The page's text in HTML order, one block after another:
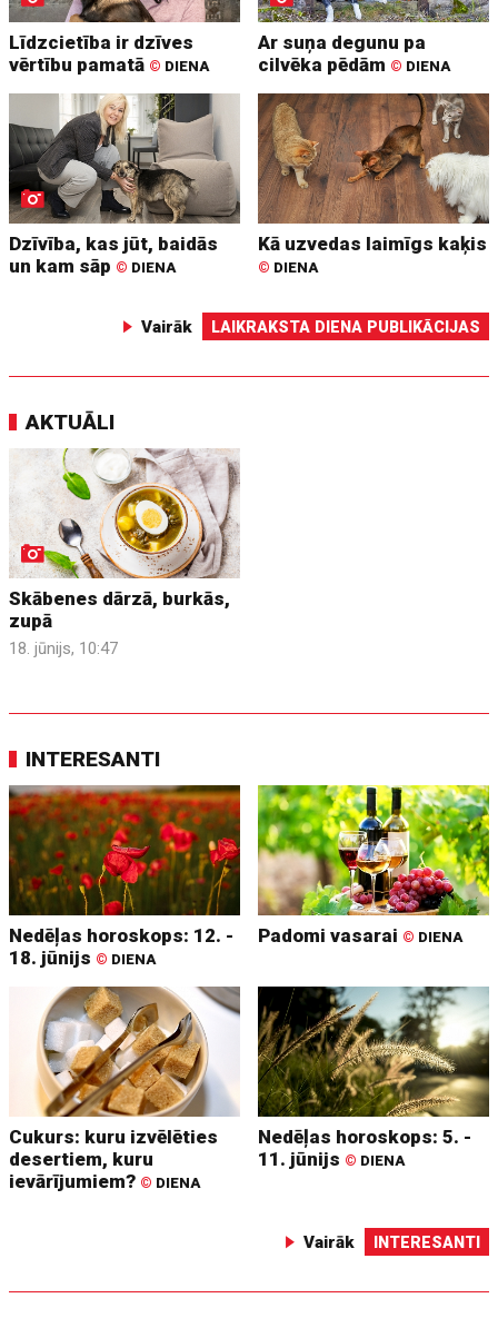
Līdzcietība ir dzīves
vērtību pamatā © DIENA
Ar suņa degunu pa
cilvēka pēdām © DIENA
Dzīvība, kas jūt, baidās
un kam sāp © DIENA
Kā uzvedas laimīgs kaķis
© DIENA
Vairāk LAIKRAKSTA DIENA PUBLIKĀCIJAS
AKTUĀLI
Skābenes dārzā, burkās,
zupā
18. jūnijs, 10:47
INTERESANTI
Nedēļas horoskops: 12. -
18. jūnijs © DIENA
Padomi vasarai © DIENA
Cukurs: kuru izvēlēties
desertiem, kuru
ievārījumiem? © DIENA
Nedēļas horoskops: 5. -
11. jūnijs © DIENA
Vairāk INTERESANTI